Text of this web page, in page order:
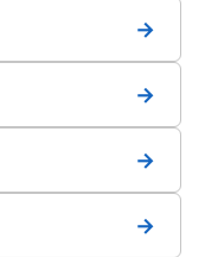
→
→
→
→